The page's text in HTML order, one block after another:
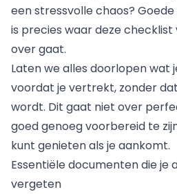
een stressvolle chaos?
is precies waar deze
over gaat.
Laten we alles doorlopen
voordat je vertrekt, zonder
wordt. Dit gaat niet over
goed genoeg voorbereid te
kunt genieten als je aankomt.
Essentiële documenten die je
vergeten